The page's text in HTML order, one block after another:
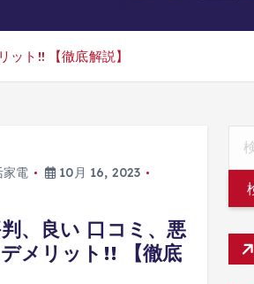
ト!! 【徹底解説】
家電
10月 16, 2023
、良い 口コミ、悪
メリット!! 【徹底